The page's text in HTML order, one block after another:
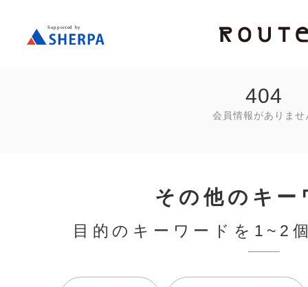
404
会員情報がありませ
その他のキー
目的のキーワードを1~2